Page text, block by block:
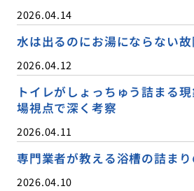
2026.04.14
水は出るのにお湯にならない
2026.04.12
トイレがしょっちゅう詰まる
場視点で深く考察
2026.04.11
専門業者が教える浴槽の詰ま
2026.04.10